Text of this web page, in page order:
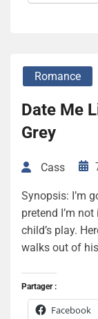
Romance
Date Me
Grey
Cass
Synopsis: I’m
pretend I’m
child’s play.
walks out of
Partager :
Facebook